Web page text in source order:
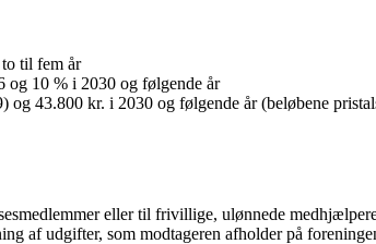
til fem år
og 10 % i 2030 og følgende år
43.800 kr. i 2030 og følgende år (beløbene
eller til frivillige, ulønnede
af udgifter, som modtageren afholder på